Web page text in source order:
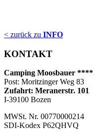
< zurück zu INFO
KONTAKT
Camping Moosbauer ****
Post: Moritzinger Weg 83
Zufahrt: Meranerstr. 101
I-39100 Bozen
MWSt. Nr. 00770000214
SDI-Kodex P62QHVQ